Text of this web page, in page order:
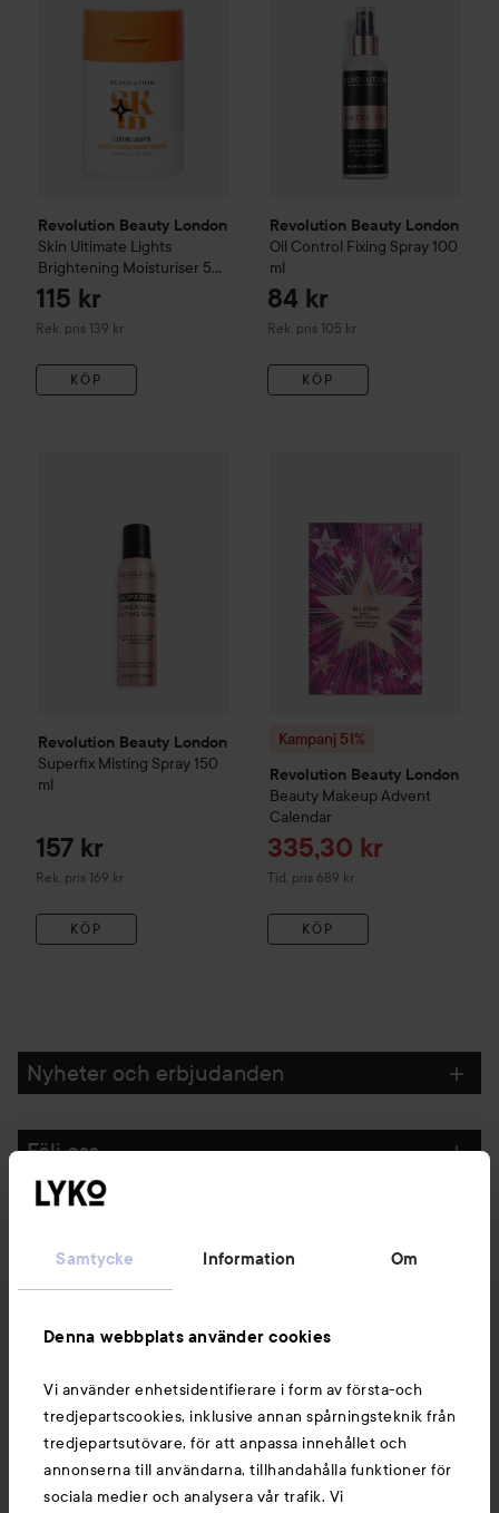
Samtycke Information Om
Denna webbplats använder cookies
Vi använder enhetsidentifierare i form av första-och
tredjepartscookies, inklusive annan spårningsteknik från
tredjepartsutövare, för att anpassa innehållet och
annonserna till användarna, tillhandahålla funktioner för
sociala medier och analysera vår trafik. Vi
Revolution Beauty London
Skin Ultimate Lights
Brightening Moisturiser 50
ml
115 kr
Rek. pris 139 kr
Rekommenderat pris 139 kr
KÖP
Revolution Beauty London
Oil Control Fixing Spray 100
ml
84 kr
Rek. pris 105 kr
Rekommenderat pris 105 kr
KÖP
Revolution Beauty London
Superfix Misting Spray 150
ml
157 kr
Rek. pris 169 kr
Rekommenderat pris 169 kr
KÖP
Kampanj 51%
Revolution Beauty London
Beauty Makeup Advent
Calendar
Reapris
335,30 kr
Tid. pris 689 kr
Tidigare pris 689 kr
KÖP
Nyheter och erbjudanden
Följ oss
Du kanske också gillar